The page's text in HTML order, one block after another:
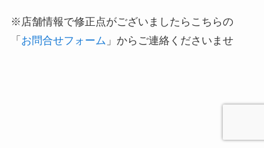
※店舗情報で修正点がございましたらこちらの
「 お問合せフォーム 」からご連絡くださいませ